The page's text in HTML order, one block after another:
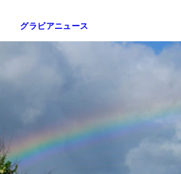
グラビアニュース